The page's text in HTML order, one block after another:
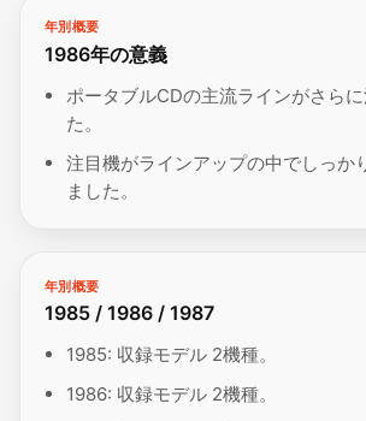
年別概要
1986年の意義
ポータブルCDの主流ラインがさら
た。
注目機がラインアップの中でしっか
ました。
年別概要
1985 / 1986 / 1987
1985: 収録モデル 2機種。
1986: 収録モデル 2機種。